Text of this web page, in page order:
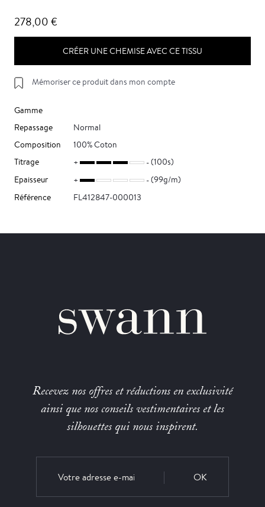
278,00 €
CRÉER UNE CHEMISE AVEC CE TISSU
Mémoriser ce produit dans mon compte
Gamme
Repassage
Normal
Composition
100% Coton
Titrage
(100s)
Epaisseur
(99g/m)
Référence
FL412847-000013
Recevez nos offres et réductions en exclusivité
ainsi que nos conseils vestimentaires et les
silhouettes qui nous inspirent.
OK